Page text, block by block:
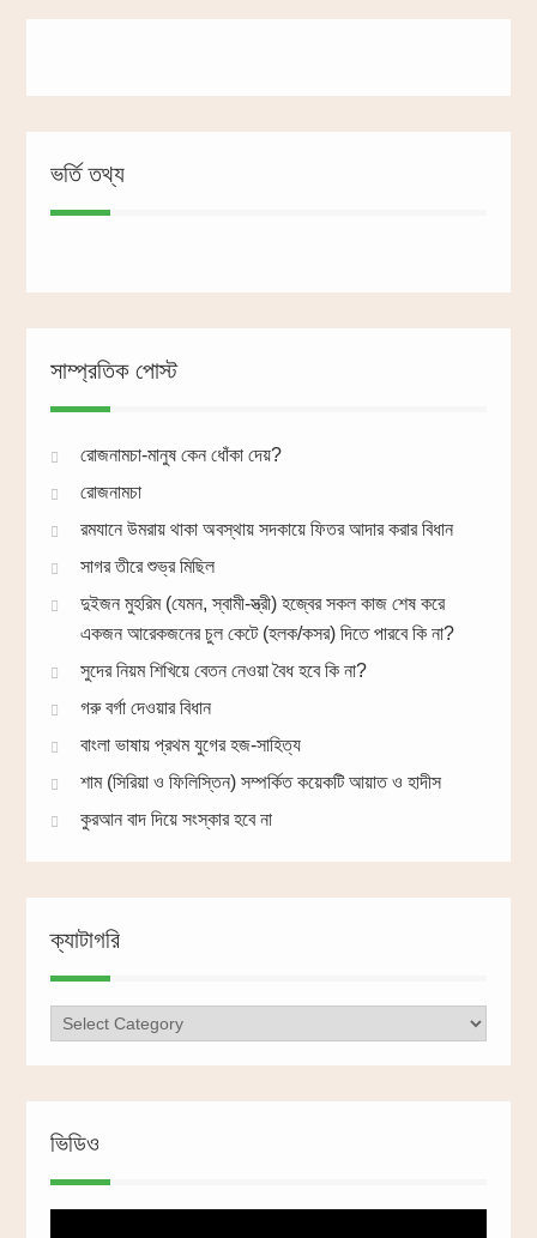
ভর্তি তথ্য
সাম্প্রতিক পোস্ট
রোজনামচা-মানুষ কেন ধোঁকা দেয়?
রোজনামচা
রমযানে উমরায় থাকা অবস্থায় সদকায়ে ফিতর আদার করার বিধান
সাগর তীরে শুভ্র মিছিল
দুইজন মুহরিম (যেমন, স্বামী-স্ত্রী) হজ্বের সকল কাজ শেষ করে
একজন আরেকজনের চুল কেটে (হলক/কসর) দিতে পারবে কি না?
সুদের নিয়ম শিখিয়ে বেতন নেওয়া বৈধ হবে কি না?
গরু বর্গা দেওয়ার বিধান
বাংলা ভাষায় প্রথম যুগের হজ-সাহিত্য
শাম (সিরিয়া ও ফিলিস্তিন) সম্পর্কিত কয়েকটি আয়াত ও হাদীস
কুরআন বাদ দিয়ে সংস্কার হবে না
ক্যাটাগরি
ক্যাটাগরি
ভিডিও